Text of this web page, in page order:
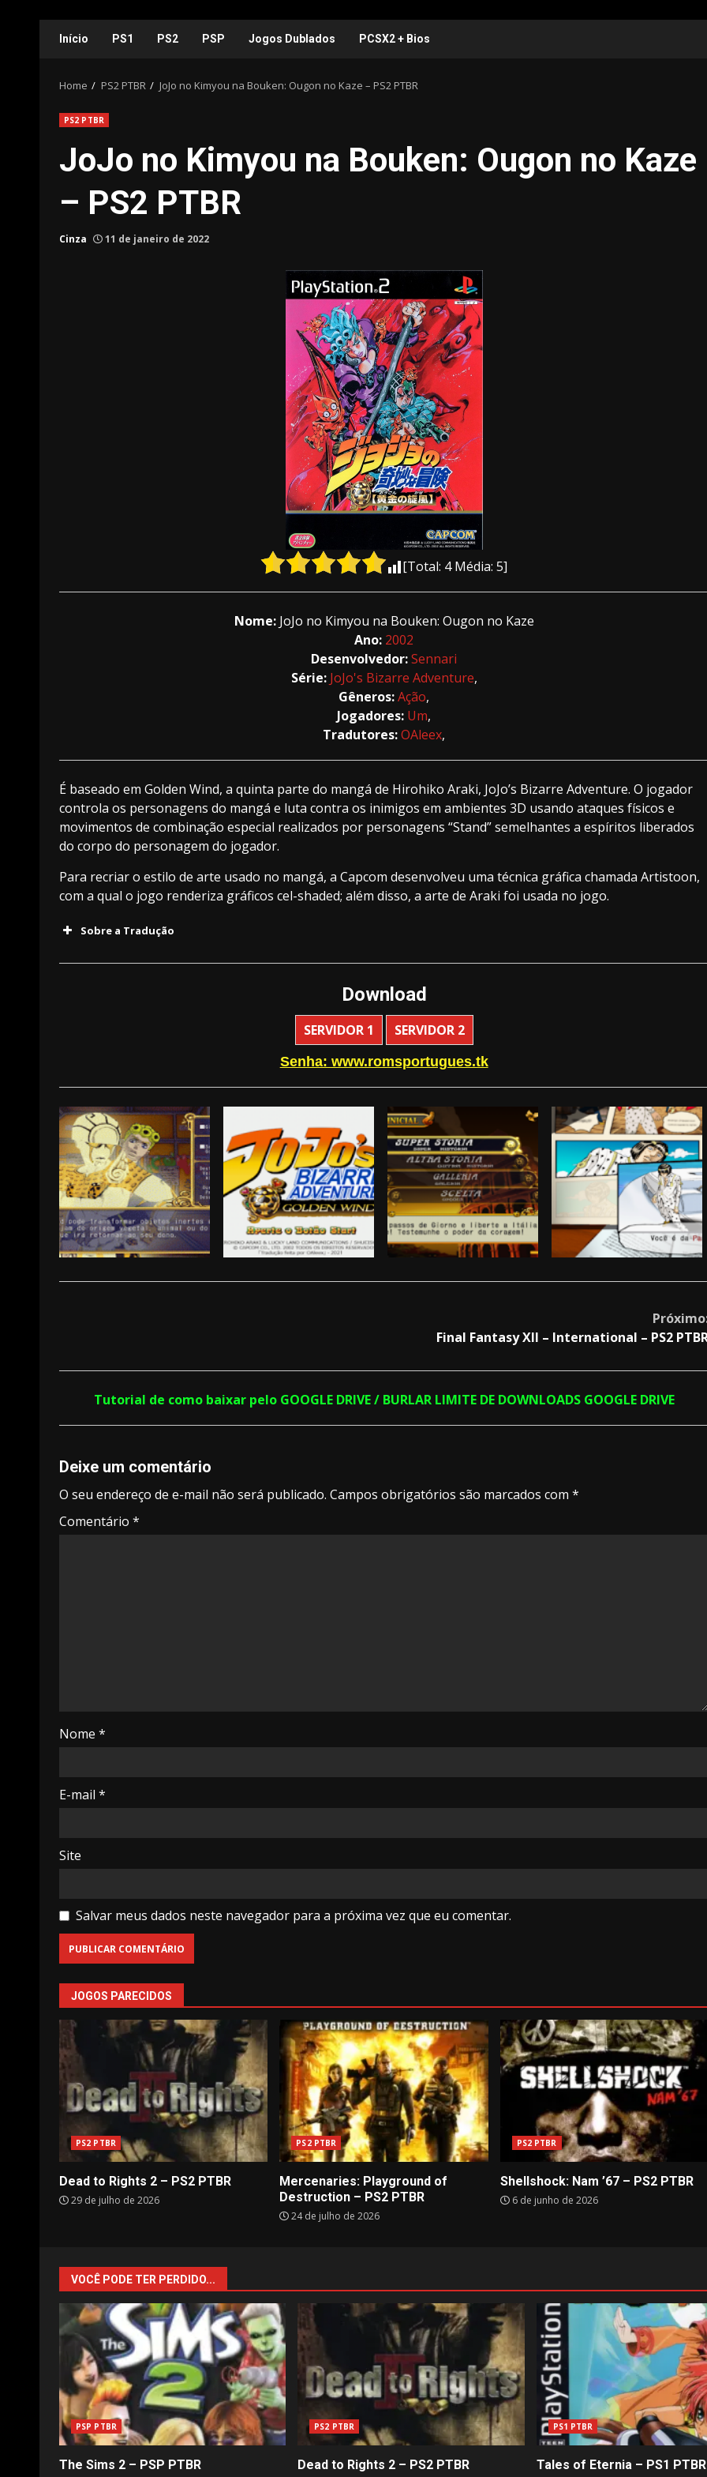
Início PS1 PS2 PSP Jogos Dublados PCSX2 + Bios
Home PS2 PTBR JoJo no Kimyou na Bouken: Ougon no Kaze – PS2 PTBR
PS2 PTBR
JoJo no Kimyou na Bouken: Ougon no Kaze
– PS2 PTBR
Cinza 11 de janeiro de 2022
[Total: 4Média:5]
Nome: JoJo no Kimyou na Bouken: Ougon no Kaze
Ano: 2002
Desenvolvedor:Sennari
Série: JoJo's Bizarre Adventure,
Gêneros:Ação,
Jogadores: Um,
Tradutores:OAleex,
É baseado em Golden Wind, a quinta parte do mangá de Hirohiko Araki, JoJo’s Bizarre Adventure. O jogador
controla os personagens do mangá e luta contra os inimigos em ambientes 3D usando ataques físicos e
movimentos de combinação especial realizados por personagens “Stand” semelhantes a espíritos liberados
do corpo do personagem do jogador.
Para recriar o estilo de arte usado no mangá, a Capcom desenvolveu uma técnica gráfica chamada Artistoon,
com a qual o jogo renderiza gráficos cel-shaded; além disso, a arte de Araki foi usada no jogo.
Sobre a Tradução
Download
SERVIDOR 1 SERVIDOR 2
Senha: www.romsportugues.tk
Final Fantasy XII – International – PS2
Tutorial de como baixar pelo GOOGLE DRIVE / BURLAR LIMITE DE DOWNLOADS GOOGLE DRIVE
Deixe um comentário
O seu endereço de e-mail não será publicado. Campos obrigatórios são marcados com *
Comentário *
Nome *
E-mail *
Site
Salvar meus dados neste navegador para a próxima vez que eu comentar.
JOGOS PARECIDOS
PS2 PTBR
Dead to Rights 2 – PS2 PTBR
29 de julho de 2026
PS2 PTBR
Mercenaries: Playground of
Destruction – PS2 PTBR
24 de julho de 2026
PS2 PTBR
Shellshock: Nam ’67 – PS2 PTBR
6 de junho de 2026
VOCÊ PODE TER PERDIDO...
PSP PTBR
The Sims 2 – PSP PTBR
PS2 PTBR
Dead to Rights 2 – PS2 PTBR
PS1 PTBR
Tales of Eternia – PS1 PTBR